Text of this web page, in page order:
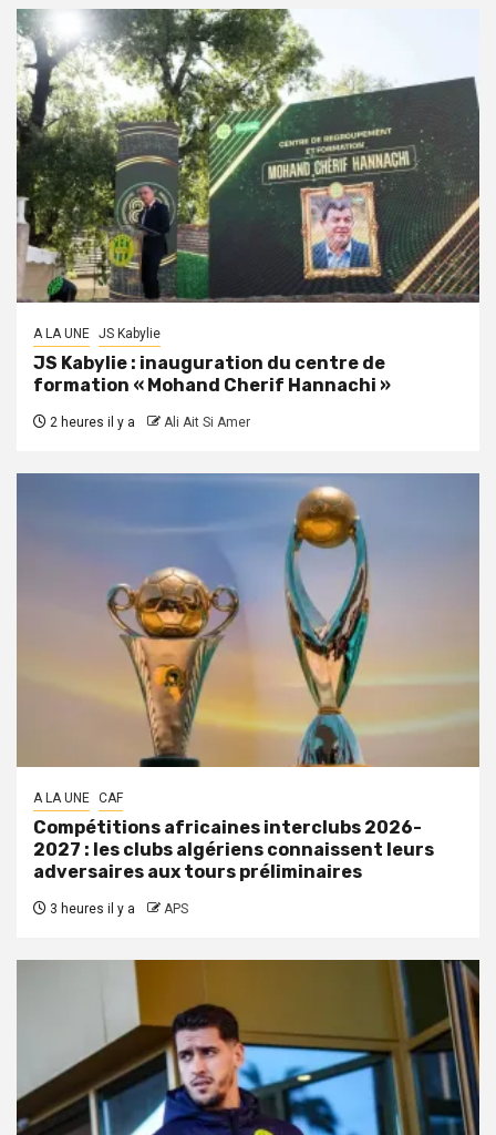
A LA UNE JS Kabylie
JS Kabylie : inauguration du centre de
formation « Mohand Cherif Hannachi »
2 heures il y a Ali Ait Si Amer
A LA UNE CAF
Compétitions africaines interclubs 2026-
2027 : les clubs algériens connaissent leurs
adversaires aux tours préliminaires
3 heures il y a APS